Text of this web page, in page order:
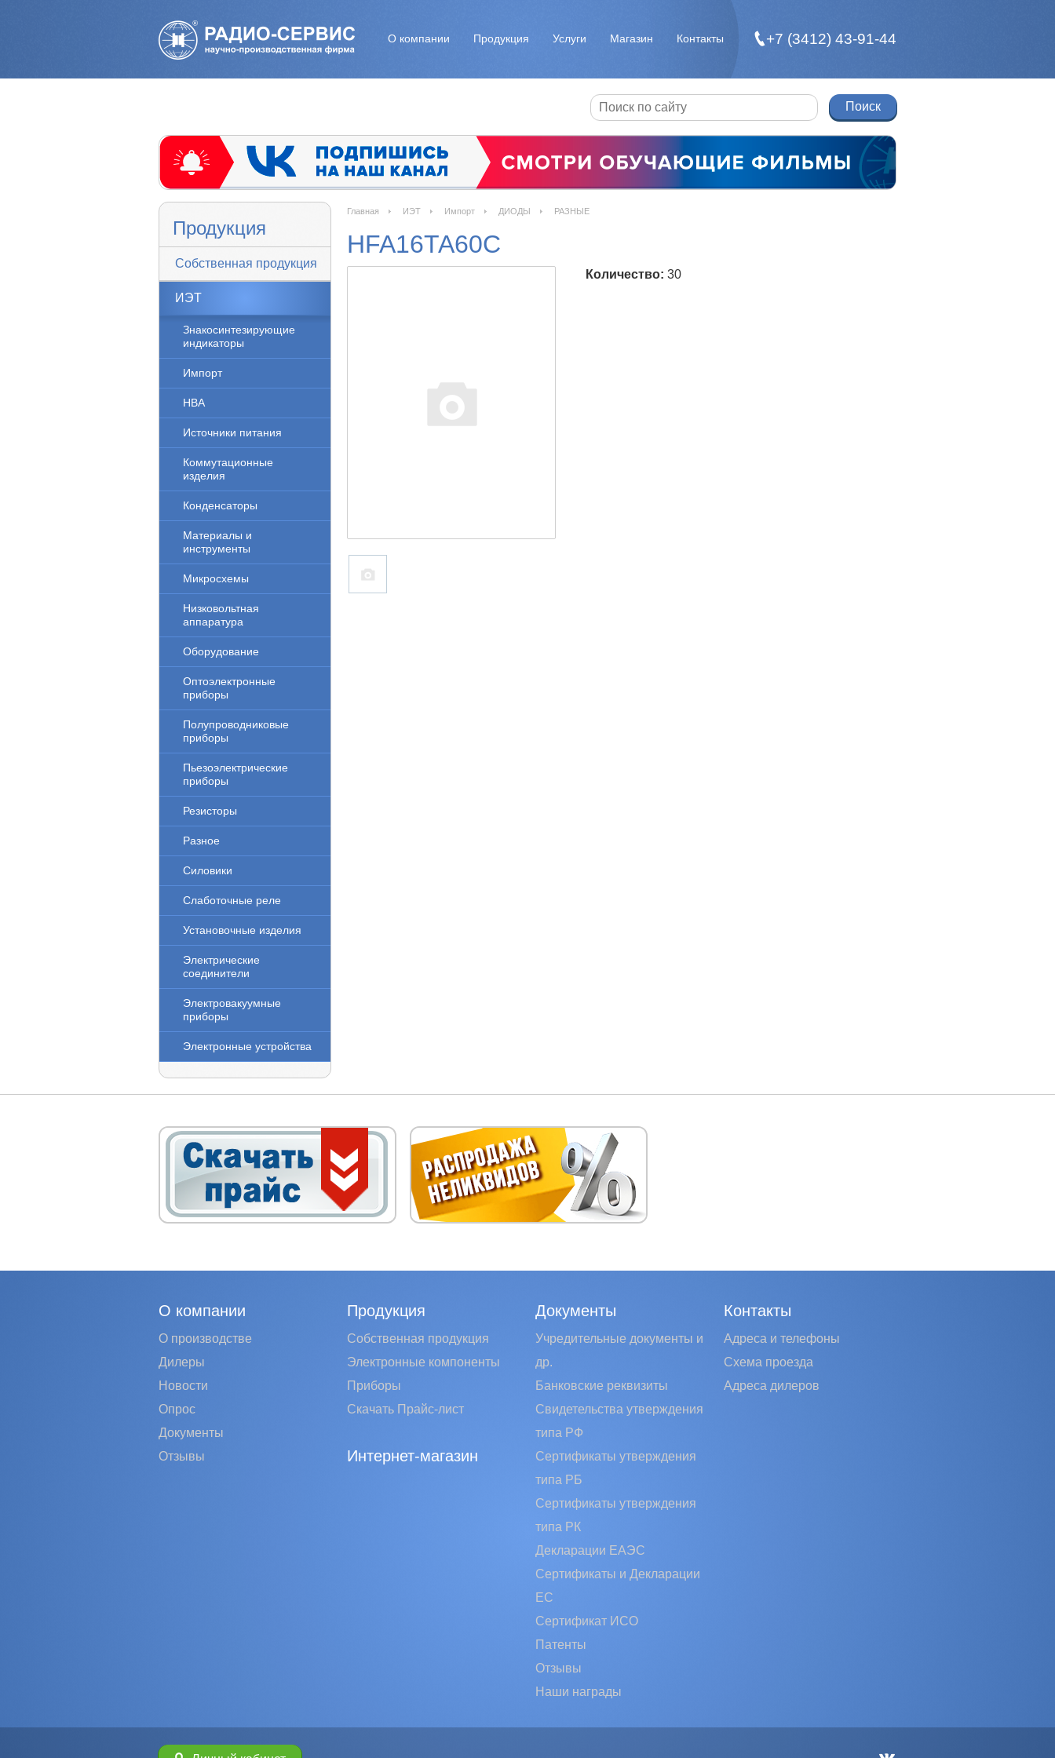
О компании Продукция Услуги Магазин Контакты +7 (3412) 43-91-44
Продукция
Собственная продукция
ИЭТ
Знакосинтезирующие
индикаторы
Импорт
НВА
Источники питания
Коммутационные
изделия
Конденсаторы
Материалы и
инструменты
Микросхемы
Низковольтная
аппаратура
Оборудование
Оптоэлектронные
приборы
Полупроводниковые
приборы
Пьезоэлектрические
приборы
Резисторы
Разное
Силовики
Слаботочные реле
Установочные изделия
Электрические
соединители
Электровакуумные
приборы
Электронные устройства
Главная ИЭТ Импорт ДИОДЫ РАЗНЫЕ
HFA16TA60C
Количество: 30
О компании
О производстве
Дилеры
Новости
Опрос
Документы
Отзывы
Продукция
Собственная продукция
Электронные компоненты
Приборы
Скачать Прайс-лист
Интернет-магазин
Документы
Учредительные документы и
др.
Банковские реквизиты
Свидетельства утверждения
типа РФ
Сертификаты утверждения
типа РБ
Сертификаты утверждения
типа РК
Декларации ЕАЭС
Сертификаты и Декларации
EC
Сертификат ИСО
Патенты
Отзывы
Наши награды
Контакты
Адреса и телефоны
Схема проезда
Адреса дилеров